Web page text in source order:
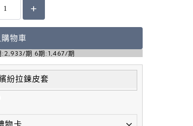
物車
:2,933/期 6期:1,467/期
紛拉鍊皮套